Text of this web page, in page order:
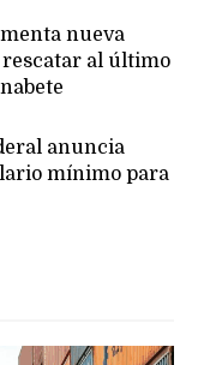
nueva
al último
anuncia
mínimo para